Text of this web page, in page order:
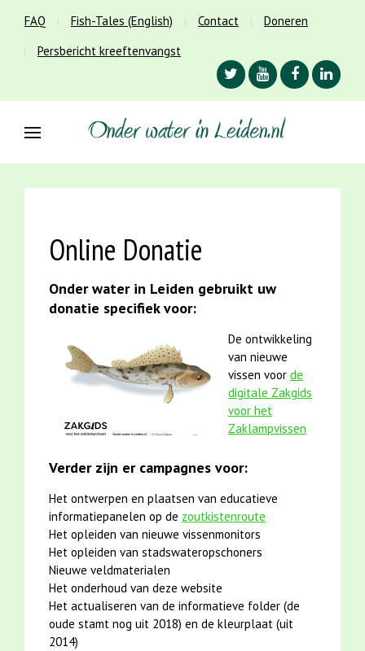
FAQ Fish-Tales (English) Contact
Doneren
Persbericht kreeftenvangst
Online Donatie
Onder water in Leiden gebruikt uw
donatie specifiek voor:
De ontwikkeling
van nieuwe
vissen voor de
digitale Zakgids
voor het
Zaklampvissen
Verder zijn er campagnes voor:
Het ontwerpen en plaatsen van educatieve
informatiepanelen op de zoutkistenroute
Het opleiden van nieuwe vissenmonitors
Het opleiden van stadswateropschoners
Nieuwe veldmaterialen
Het onderhoud van deze website
Het actualiseren van de informatieve folder (de
oude stamt nog uit 2018) en de kleurplaat (uit
2014)